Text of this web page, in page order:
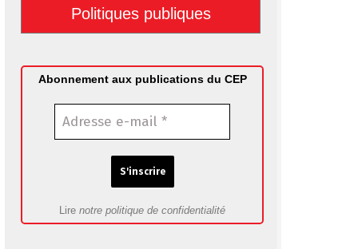
Politiques publiques
Abonnement aux publications du CEP
Lire notre politique de confidentialité